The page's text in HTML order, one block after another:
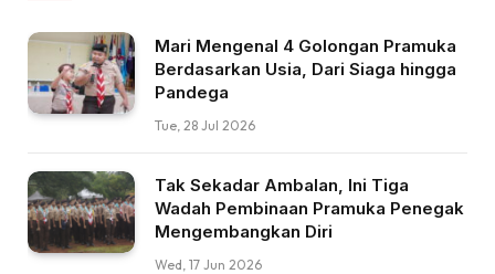
Mari Mengenal 4 Golongan Pramuka
Berdasarkan Usia, Dari Siaga hingga
Pandega
Tue, 28 Jul 2026
Tak Sekadar Ambalan, Ini Tiga
Wadah Pembinaan Pramuka Penegak
Mengembangkan Diri
Wed, 17 Jun 2026